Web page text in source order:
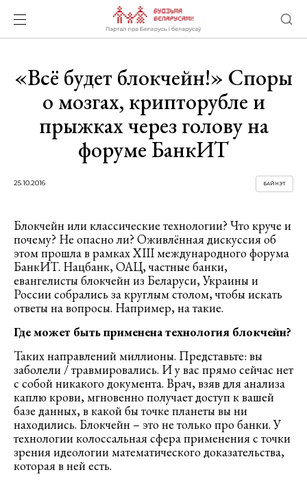
«Всё будет блокчейн!» Споры
о мозгах, крипторубле и
прыжках через голову на
форуме БанкИТ
25.10.2016 БАЙНЭТ
Блокчейн или классические технологии? Что круче и
почему? Не опасно ли? Оживлённая дискуссия об
этом прошла в рамках XIII международного форума
БанкИТ. Нацбанк, ОАЦ, частные банки,
евангелисты блокчейн из Беларуси, Украины и
России собрались за круглым столом, чтобы искать
ответы на вопросы. Например, на такие.
Где может быть применена технология блокчейн?
Таких направлений миллионы. Представьте: вы
заболели / травмировались. И у вас прямо сейчас нет
с собой никакого документа. Врач, взяв для анализа
каплю крови, мгновенно получает доступ к вашей
базе данных, в какой бы точке планеты вы ни
находились. Блокчейн – это не только про банки. У
технологии колоссальная сфера применения с точки
зрения идеологии математического доказательства,
которая в ней есть.